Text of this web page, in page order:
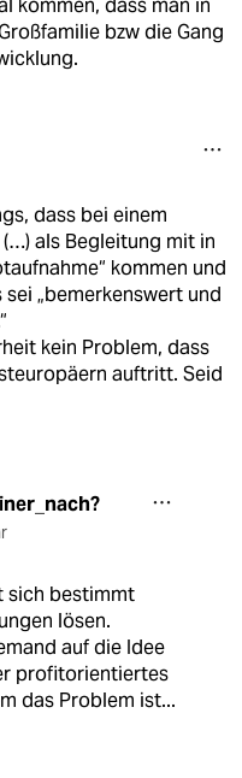
kommen, dass man in
bzw die Gang
dass bei einem
(…) als Begleitung mit in
kommen und
sei „bemerkenswert und
kein Problem, dass
auftritt. Seid
sich bestimmt
lösen.
auf die Idee
profitorientiertes
das Problem ist...